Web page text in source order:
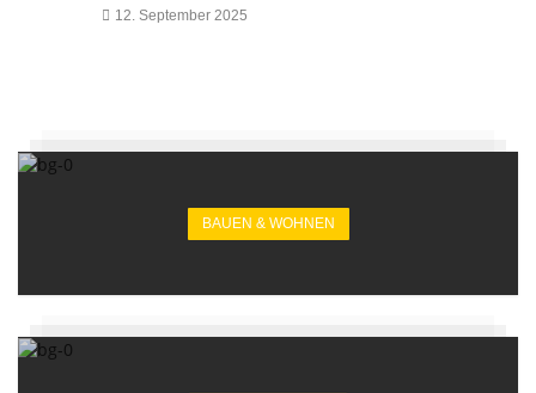
12. September 2025
BAUEN & WOHNEN